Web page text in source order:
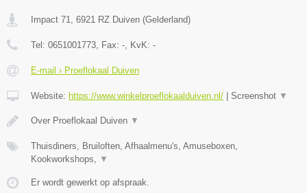
Impact 71 6921 RZ Duiven (Gelderland)
Tel: 0651001773 , Fax: - , KvK: -
E-mail › Proeflokaal Duiven
Website: https://www.winkelproeflokaalduiven.nl/ Screenshot ▼
Over Proeflokaal Duiven ▼
Thuisdiners, Bruiloften, Afhaalmenu's, Amuseboxen,
Kookworkshops,
▼
Er wordt gewerkt op afspraak.